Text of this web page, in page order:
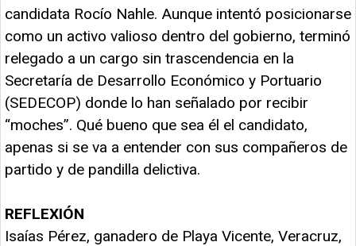
candidata Rocío Nahle. Aunque intentó posicionarse
como un activo valioso dentro del gobierno, terminó
relegado a un cargo sin trascendencia en la
Secretaría de Desarrollo Económico y Portuario
(SEDECOP) donde lo han señalado por recibir
“moches”. Qué bueno que sea él el candidato,
apenas si se va a entender con sus compañeros de
partido y de pandilla delictiva.
REFLEXIÓN
Isaías Pérez, ganadero de Playa Vicente, Veracruz,